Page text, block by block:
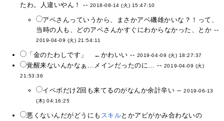
たわ。人違いやん！ -- 2018-08-14 (火) 15:47:10
アベさんっていうから、まさかアベ磯雄かいな？！って、
当時の人も、どのアベさんかすぐにわからなかった、とか --
2019-04-09 (火) 21:54:11
「金のたわしです」 ←かわいい -- 2019-04-09 (火) 18:27:37
覚醒来ないんかなぁ…メインだったのに… -- 2019-04-09 (火)
21:53:36
イベボだけ2回も来てるのがなんか余計辛い --2019-06-13
(木) 04:16:25
悪くないんだがどうにも スキルとかアビがかみ合わないの